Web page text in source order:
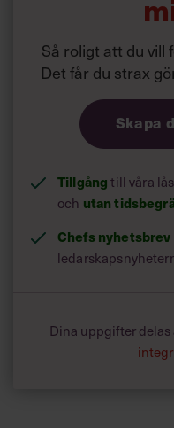
Så roligt att du
Det får du strax
Skapa
Tillgångtill våra
och utan
Chefs nyhetsbrev
Dina uppgifter